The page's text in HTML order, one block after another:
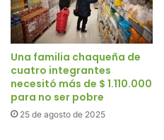
Una familia chaqueña de
cuatro integrantes
necesitó más de $ 1.110.000
para no ser pobre
25 de agosto de 2025